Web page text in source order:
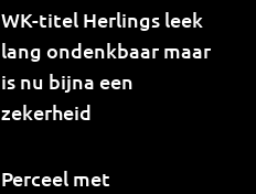
WK-titel Herlings leek
lang ondenkbaar maar
is nu bijna een
zekerheid
Perceel met